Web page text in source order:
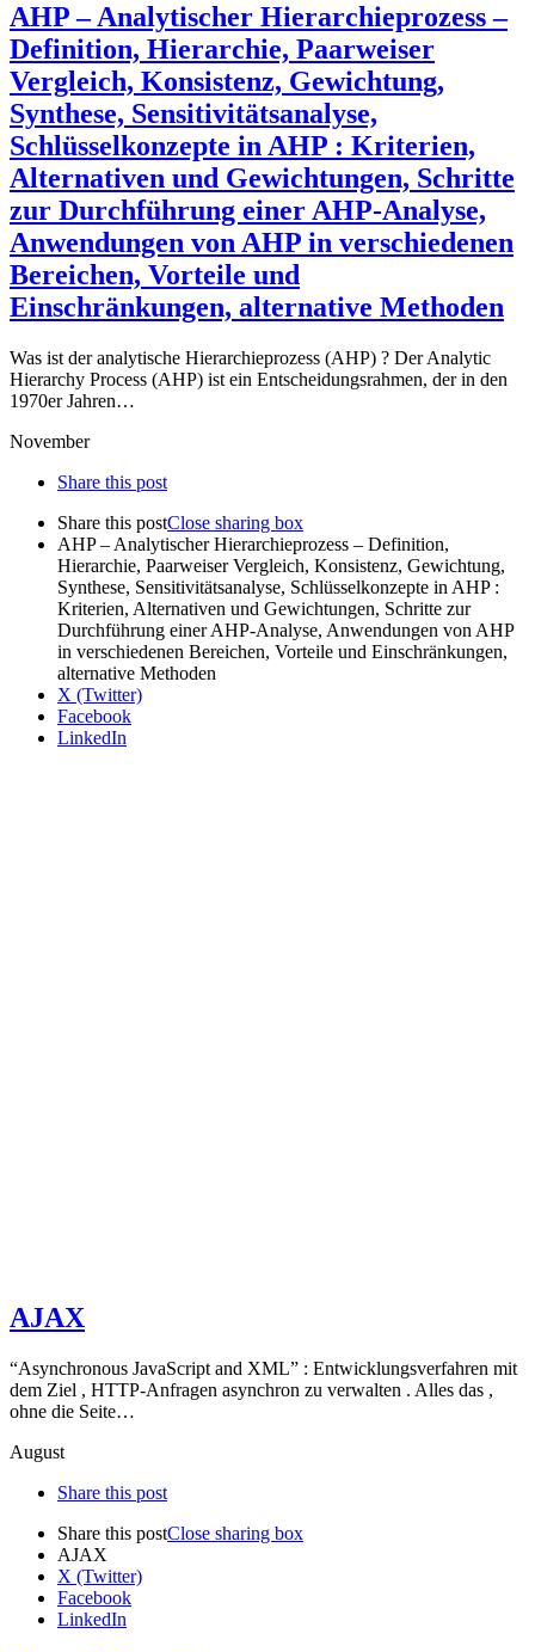
AHP – Analytischer Hierarchieprozess –
Definition, Hierarchie, Paarweiser
Vergleich, Konsistenz, Gewichtung,
Synthese, Sensitivitätsanalyse,
Schlüsselkonzepte in AHP : Kriterien,
Alternativen und Gewichtungen, Schritte
zur Durchführung einer AHP-Analyse,
Anwendungen von AHP in verschiedenen
Bereichen, Vorteile und
Einschränkungen, alternative Methoden
Was ist der analytische Hierarchieprozess (AHP) ? Der Analytic
Hierarchy Process (AHP) ist ein Entscheidungsrahmen, der in den
1970er Jahren…
November
Share this post
Share this postClose sharing box
AHP – Analytischer Hierarchieprozess – Definition,
Hierarchie, Paarweiser Vergleich, Konsistenz, Gewichtung,
Synthese, Sensitivitätsanalyse, Schlüsselkonzepte in AHP :
Kriterien, Alternativen und Gewichtungen, Schritte zur
Durchführung einer AHP-Analyse, Anwendungen von AHP
in verschiedenen Bereichen, Vorteile und Einschränkungen,
alternative Methoden
X (Twitter)
Facebook
LinkedIn
AJAX
“Asynchronous JavaScript and XML” : Entwicklungsverfahren mit
dem Ziel , HTTP-Anfragen asynchron zu verwalten . Alles das ,
ohne die Seite…
August
Share this post
Share this postClose sharing box
AJAX
X (Twitter)
Facebook
LinkedIn